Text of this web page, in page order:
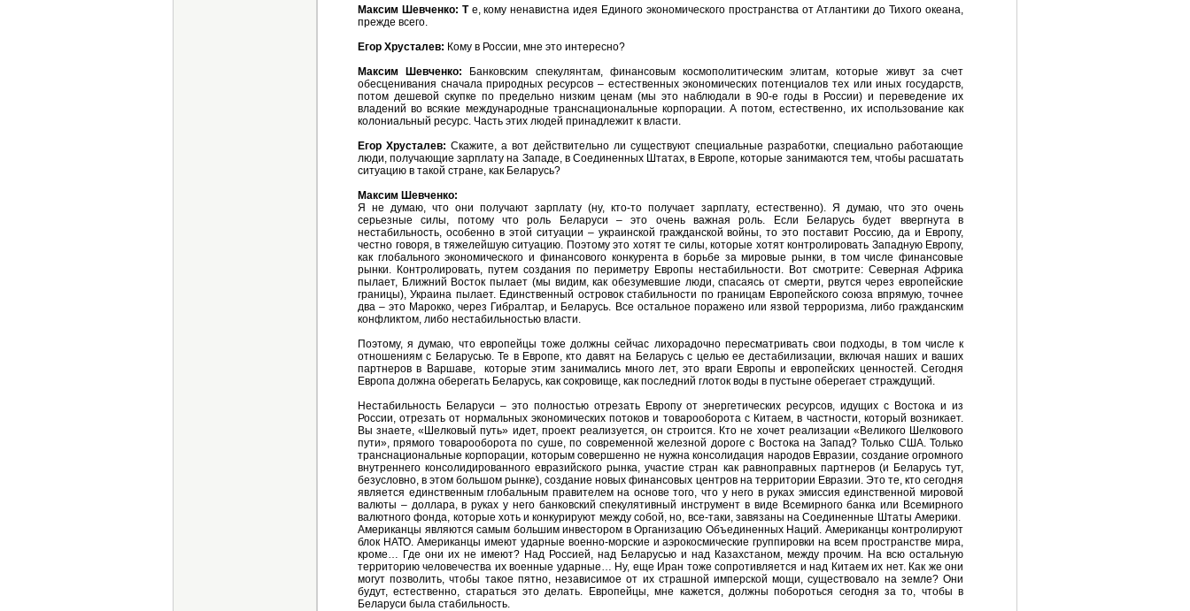
Максим Шевченко: Т е, кому ненавистна идея Единого экономического пространства от Атлантики до Тихого океана,
прежде всего.
Егор Хрусталев: Кому в России, мне это интересно?
Максим Шевченко:
Банковским спекулянтам, финансовым космополитическим элитам, которые живут за счет
обесценивания сначала природных ресурсов – естественных экономических потенциалов тех или иных государств,
потом дешевой скупке по предельно низким ценам (мы это наблюдали в 90-е годы в России) и переведение их
владений во всякие международные транснациональные корпорации. А потом, естественно, их использование как
колониальный ресурс. Часть этих людей принадлежит к власти.
Егор Хрусталев: Скажите, а вот действительно ли существуют специальные разработки, специально работающие
люди, получающие зарплату на Западе, в Соединенных Штатах, в Европе, которые занимаются тем, чтобы расшатать
ситуацию в такой стране, как Беларусь?
Максим Шевченко:
Я не думаю, что они получают зарплату (ну, кто-то получает зарплату, естественно). Я думаю, что это очень
серьезные силы, потому что роль Беларуси – это очень важная роль. Если Беларусь будет ввергнута в
нестабильность, особенно в этой ситуации – украинской гражданской войны, то это поставит Россию, да и Европу,
честно говоря, в тяжелейшую ситуацию. Поэтому это хотят те силы, которые хотят контролировать Западную Европу,
как глобального экономического и финансового конкурента в борьбе за мировые рынки, в том числе финансовые
рынки. Контролировать, путем создания по периметру Европы нестабильности. Вот смотрите: Северная Африка
пылает, Ближний Восток пылает (мы видим, как обезумевшие люди, спасаясь от смерти, рвутся через европейские
границы), Украина пылает. Единственный островок стабильности по границам Европейского союза впрямую, точнее
два – это Марокко, через Гибралтар, и Беларусь. Все остальное поражено или язвой терроризма, либо гражданским
конфликтом, либо нестабильностью власти.
Поэтому, я думаю, что европейцы тоже должны сейчас лихорадочно пересматривать свои подходы, в том числе к
отношениям с Беларусью. Те в Европе, кто давят на Беларусь с целью ее дестабилизации, включая наших и ваших
партнеров в Варшаве, которые этим занимались много лет, это враги Европы и европейских ценностей. Сегодня
Европа должна оберегать Беларусь, как сокровище, как последний глоток воды в пустыне оберегает страждущий.
Нестабильность Беларуси – это полностью отрезать Европу от энергетических ресурсов, идущих с Востока и из
России, отрезать от нормальных экономических потоков и товарооборота с Китаем, в частности, который возникает.
Вы знаете, «Шелковый путь» идет, проект реализуется, он строится. Кто не хочет реализации «Великого Шелкового
пути», прямого товарооборота по суше, по современной железной дороге с Востока на Запад? Только США. Только
транснациональные корпорации, которым совершенно не нужна консолидация народов Евразии, создание огромного
внутреннего консолидированного евразийского рынка, участие стран как равноправных партнеров (и Беларусь тут,
безусловно, в этом большом рынке), создание новых финансовых центров на территории Евразии. Это те, кто сегодня
является единственным глобальным правителем на основе того, что у него в руках эмиссия единственной мировой
валюты – доллара, в руках у него банковский спекулятивный инструмент в виде Всемирного банка или Всемирного
валютного фонда, которые хоть и конкурируют между собой, но, все-таки, завязаны на Соединенные Штаты Америки.
Американцы являются самым большим инвестором в Организацию Объединенных Наций. Американцы контролируют
блок НАТО. Американцы имеют ударные военно-морские и аэрокосмические группировки на всем пространстве мира,
кроме… Где они их не имеют? Над Россией, над Беларусью и над Казахстаном, между прочим. На всю остальную
территорию человечества их военные ударные… Ну, еще Иран тоже сопротивляется и над Китаем их нет. Как же они
могут позволить, чтобы такое пятно, независимое от их страшной имперской мощи, существовало на земле? Они
будут, естественно, стараться это делать. Европейцы, мне кажется, должны побороться сегодня за то, чтобы в
Беларуси была стабильность.